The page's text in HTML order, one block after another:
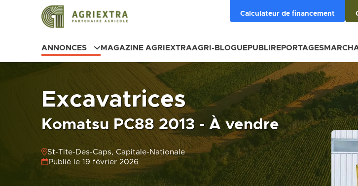
Calculateur de financement
ANNONCES MAGAZINE AGRIEXTRAAGRI-BLOGUEPUBLIREPORTAGES
Excavatrices
Komatsu PC88 2013 - À vendre
St-Tite-Des-Caps, Capitale-Nationale
Publié le 19 février 2026